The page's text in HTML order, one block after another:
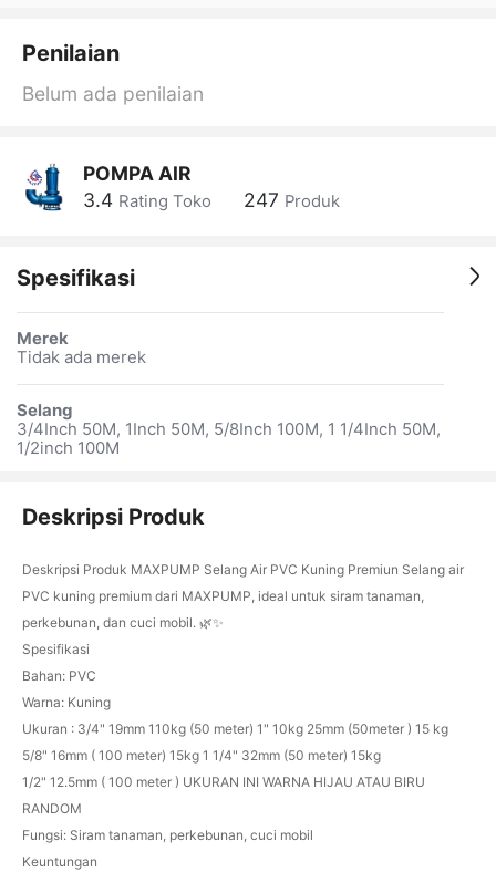
Penilaian
Belum ada penilaian
POMPA AIR
3.4 Rating Toko 247 Produk
Spesifikasi
Merek
Tidak ada merek
Selang
3/4Inch 50M, 1Inch 50M, 5/8Inch 100M, 1 1/4Inch 50M,
1/2inch 100M
Deskripsi Produk
Deskripsi Produk MAXPUMP Selang Air PVC Kuning Premiun Selang air
PVC kuning premium dari MAXPUMP, ideal untuk siram tanaman,
perkebunan, dan cuci mobil. 🌿✨
Spesifikasi
Bahan: PVC
Warna: Kuning
Ukuran : 3/4" 19mm 110kg (50 meter) 1" 10kg 25mm (50meter ) 15 kg
5/8" 16mm ( 100 meter) 15kg 1 1/4" 32mm (50 meter) 15kg
1/2" 12.5mm ( 100 meter ) UKURAN INI WARNA HIJAU ATAU BIRU
RANDOM
Fungsi: Siram tanaman, perkebunan, cuci mobil
Keuntungan